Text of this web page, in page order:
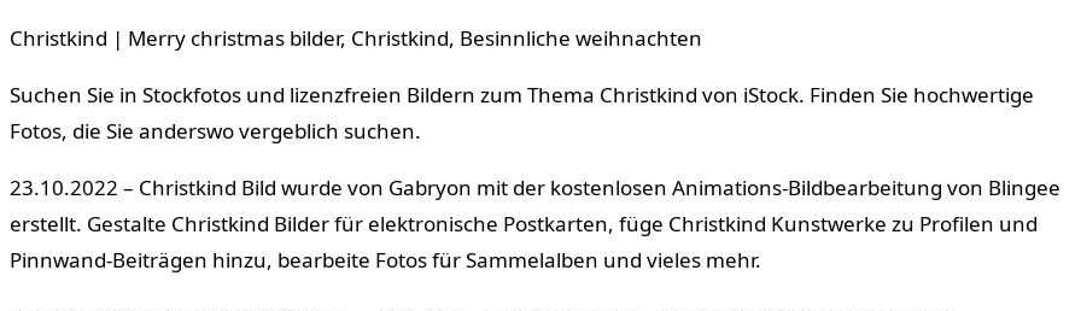
Christkind | Merry christmas bilder, Christkind, Besinnliche weihnachten
Suchen Sie in Stockfotos und lizenzfreien Bildern zum Thema Christkind von iStock. Finden Sie hochwertige
Fotos, die Sie anderswo vergeblich suchen.
23.10.2022 – Christkind Bild wurde von Gabryon mit der kostenlosen Animations-Bildbearbeitung von Blingee
erstellt. Gestalte Christkind Bilder für elektronische Postkarten, füge Christkind Kunstwerke zu Profilen und
Pinnwand-Beiträgen hinzu, bearbeite Fotos für Sammelalben und vieles mehr.